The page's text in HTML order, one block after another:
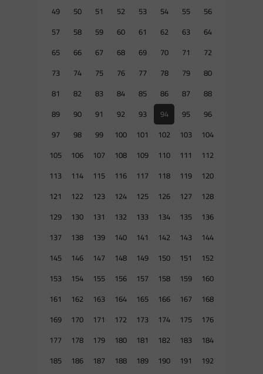
49
50 51 52 53 54 55
56
57
58 59 60 61 62 63
64
65
66 67 68 69 70 71
72
73
74 75 76 77 78 79
80
81
82 83 84 85 86 87
88
89
90 91 92 93 94 95
96
97
98 99 100 101 102 103
104
105
106 107 108 109 110 111
112
113
114 115 116 117 118 119
120
121
122 123 124 125 126 127
128
129
130 131 132 133 134 135
136
137
138 139 140 141 142 143
144
145
146 147 148 149 150 151
152
153
154 155 156 157 158 159
160
161
162 163 164 165 166 167
168
169
170 171 172 173 174 175
176
177
178 179 180 181 182 183
184
185
186 187 188 189 190 191
192